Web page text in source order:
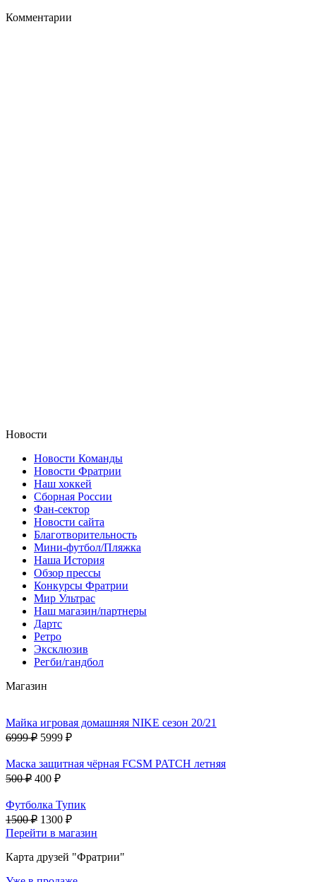
Комментарии
Новости
Новости Команды
Новости Фратрии
Наш хоккей
Сборная России
Фан-cектор
Новости сайта
Благотворительность
Мини-футбол/Пляжка
Наша История
Обзор прессы
Конкурсы Фратрии
Мир Ультрас
Наш магазин/партнеры
Дартс
Ретро
Эксклюзив
Регби/гандбол
Магазин
Майка игровая домашняя NIKE сезон 20/21
6999 ₽ 5999 ₽
Маска защитная чёрная FCSM PATCH летняя
500 ₽ 400 ₽
Футболка Тупик
1500 ₽ 1300 ₽
Перейти в магазин
Карта друзей "Фратрии"